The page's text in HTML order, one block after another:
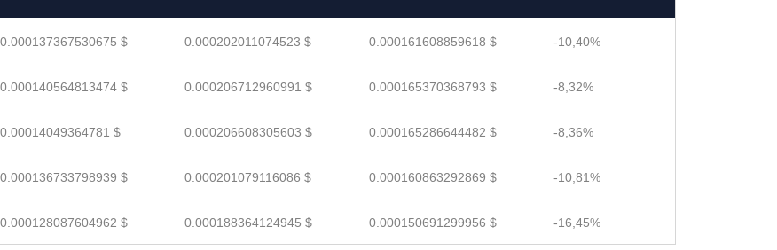
0.000137367530675 $ 0.000202011074523 $ 0.000161608859618 $ -10,40%
0.000140564813474 $ 0.000206712960991 $ 0.000165370368793 $ -8,32%
0.00014049364781 $ 0.000206608305603 $ 0.000165286644482 $ -8,36%
0.000136733798939 $ 0.000201079116086 $ 0.000160863292869 $ -10,81%
0.000128087604962 $ 0.000188364124945 $ 0.000150691299956 $ -16,45%